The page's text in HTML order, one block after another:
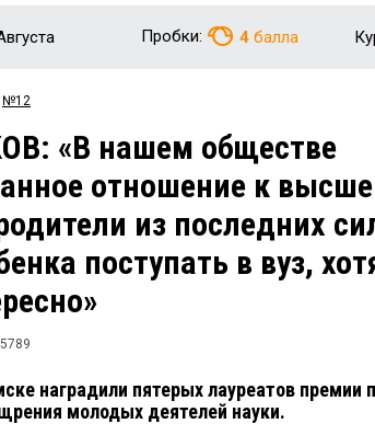
Пробки: 4 балла
№12
«В нашем обществе
отношение к
из последних
поступать в вуз,
5789
наградили пятерых лауреатов премии
молодых деятелей науки.